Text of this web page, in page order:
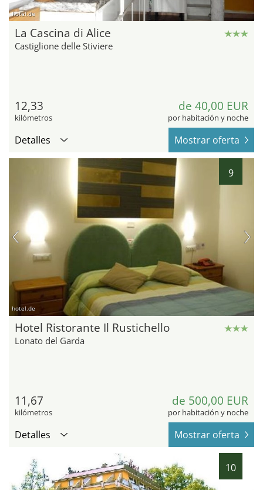
hotel.de
La Cascina di Alice
Castiglione delle Stiviere
12,33
kilómetros
de 40,00 EUR
por habitación y noche
Detalles Mostrar oferta
9
hotel.de
Hotel Ristorante Il Rustichello
Lonato del Garda
11,67
kilómetros
de 500,00 EUR
por habitación y noche
Detalles Mostrar oferta
10